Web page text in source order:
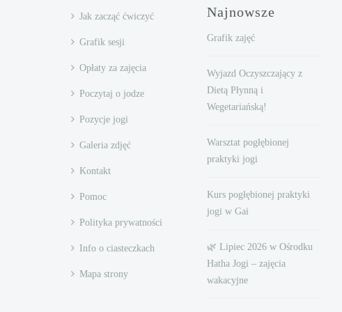
Jak zacząć ćwiczyć
Grafik sesji
Opłaty za zajęcia
Poczytaj o jodze
Pozycje jogi
Galeria zdjęć
Kontakt
Pomoc
Polityka prywatności
Info o ciasteczkach
Mapa strony
Najnowsze
Grafik zajęć
Wyjazd Oczyszczający z
Dietą Płynną i
Wegetariańską!
Warsztat pogłębionej
praktyki jogi
Kurs pogłębionej praktyki
jogi w Gai
🌿 Lipiec 2026 w Ośrodku
Hatha Jogi – zajęcia
wakacyjne